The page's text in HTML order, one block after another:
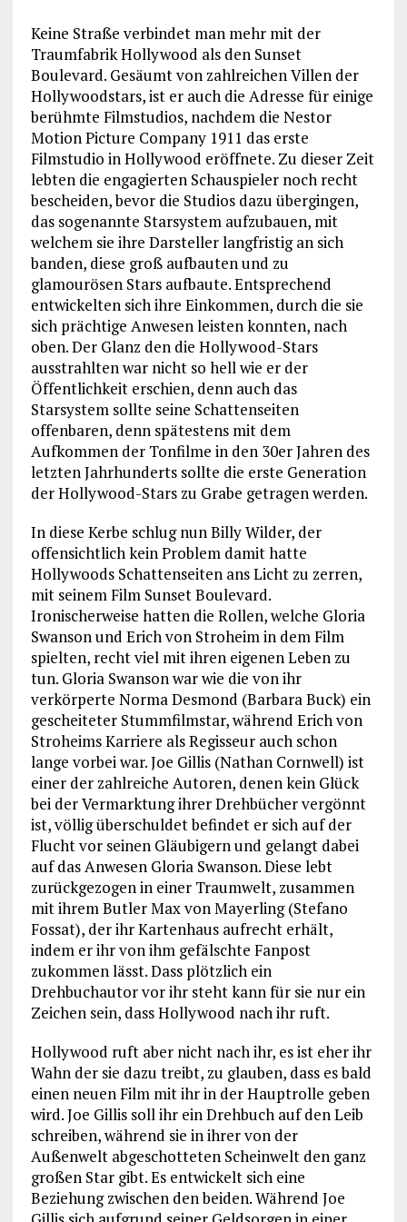
Keine Straße verbindet man mehr mit der
Traumfabrik Hollywood als den Sunset
Boulevard. Gesäumt von zahlreichen Villen der
Hollywoodstars, ist er auch die Adresse für einige
berühmte Filmstudios, nachdem die Nestor
Motion Picture Company 1911 das erste
Filmstudio in Hollywood eröffnete. Zu dieser Zeit
lebten die engagierten Schauspieler noch recht
bescheiden, bevor die Studios dazu übergingen,
das sogenannte Starsystem aufzubauen, mit
welchem sie ihre Darsteller langfristig an sich
banden, diese groß aufbauten und zu
glamourösen Stars aufbaute. Entsprechend
entwickelten sich ihre Einkommen, durch die sie
sich prächtige Anwesen leisten konnten, nach
oben. Der Glanz den die Hollywood-Stars
ausstrahlten war nicht so hell wie er der
Öffentlichkeit erschien, denn auch das
Starsystem sollte seine Schattenseiten
offenbaren, denn spätestens mit dem
Aufkommen der Tonfilme in den 30er Jahren des
letzten Jahrhunderts sollte die erste Generation
der Hollywood-Stars zu Grabe getragen werden.
In diese Kerbe schlug nun Billy Wilder, der
offensichtlich kein Problem damit hatte
Hollywoods Schattenseiten ans Licht zu zerren,
mit seinem Film Sunset Boulevard.
Ironischerweise hatten die Rollen, welche Gloria
Swanson und Erich von Stroheim in dem Film
spielten, recht viel mit ihren eigenen Leben zu
tun. Gloria Swanson war wie die von ihr
verkörperte Norma Desmond (Barbara Buck) ein
gescheiteter Stummfilmstar, während Erich von
Stroheims Karriere als Regisseur auch schon
lange vorbei war. Joe Gillis (Nathan Cornwell) ist
einer der zahlreiche Autoren, denen kein Glück
bei der Vermarktung ihrer Drehbücher vergönnt
ist, völlig überschuldet befindet er sich auf der
Flucht vor seinen Gläubigern und gelangt dabei
auf das Anwesen Gloria Swanson. Diese lebt
zurückgezogen in einer Traumwelt, zusammen
mit ihrem Butler Max von Mayerling (Stefano
Fossat), der ihr Kartenhaus aufrecht erhält,
indem er ihr von ihm gefälschte Fanpost
zukommen lässt. Dass plötzlich ein
Drehbuchautor vor ihr steht kann für sie nur ein
Zeichen sein, dass Hollywood nach ihr ruft.
Hollywood ruft aber nicht nach ihr, es ist eher ihr
Wahn der sie dazu treibt, zu glauben, dass es bald
einen neuen Film mit ihr in der Hauptrolle geben
wird. Joe Gillis soll ihr ein Drehbuch auf den Leib
schreiben, während sie in ihrer von der
Außenwelt abgeschotteten Scheinwelt den ganz
großen Star gibt. Es entwickelt sich eine
Beziehung zwischen den beiden. Während Joe